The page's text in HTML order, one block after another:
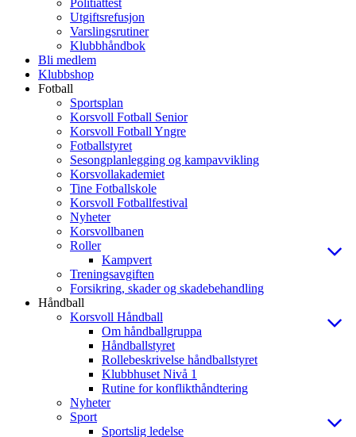
Politiattest
Utgiftsrefusjon
Varslingsrutiner
Klubbhåndbok
Bli medlem
Klubbshop
Fotball
Sportsplan
Korsvoll Fotball Senior
Korsvoll Fotball Yngre
Fotballstyret
Sesongplanlegging og kampavvikling
Korsvollakademiet
Tine Fotballskole
Korsvoll Fotballfestival
Nyheter
Korsvollbanen
Roller
Kampvert
Treningsavgiften
Forsikring, skader og skadebehandling
Håndball
Korsvoll Håndball
Om håndballgruppa
Håndballstyret
Rollebeskrivelse håndballstyret
Klubbhuset Nivå 1
Rutine for konflikthåndtering
Nyheter
Sport
Sportslig ledelse